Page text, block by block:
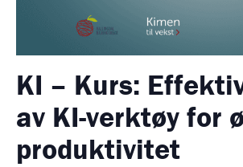
KI – Kurs:
av KI-verktøy for
produktivitet